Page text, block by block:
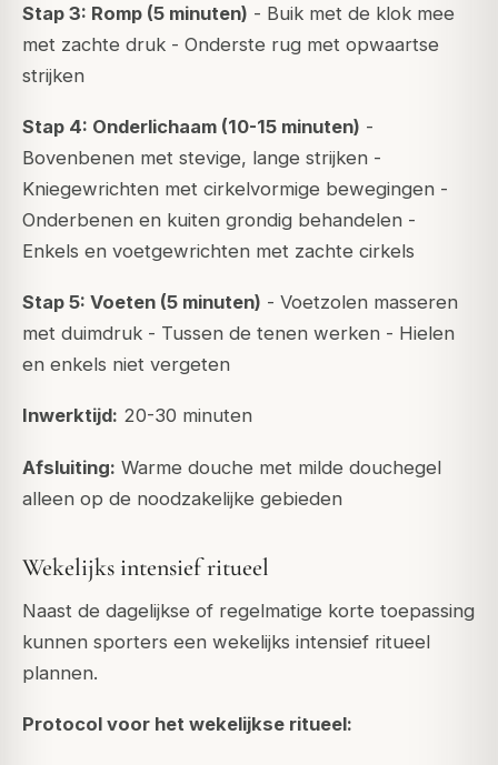
Stap 3: Romp (5 minuten) - Buik met de klok mee
met zachte druk - Onderste rug met opwaartse
strijken
Stap 4: Onderlichaam (10-15 minuten) -
Bovenbenen met stevige, lange strijken -
Kniegewrichten met cirkelvormige bewegingen -
Onderbenen en kuiten grondig behandelen -
Enkels en voetgewrichten met zachte cirkels
Stap 5: Voeten (5 minuten) - Voetzolen masseren
met duimdruk - Tussen de tenen werken - Hielen
en enkels niet vergeten
Inwerktijd: 20-30 minuten
Afsluiting: Warme douche met milde douchegel
alleen op de noodzakelijke gebieden
Wekelijks intensief ritueel
Naast de dagelijkse of regelmatige korte toepassing
kunnen sporters een wekelijks intensief ritueel
plannen.
Protocol voor het wekelijkse ritueel: